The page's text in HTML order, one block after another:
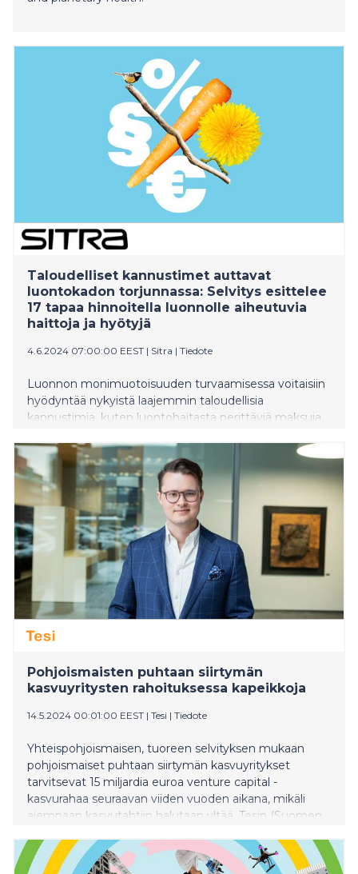
Taloudelliset kannustimet auttavat
luontokadon torjunnassa: Selvitys esittelee
17 tapaa hinnoitella luonnolle aiheutuvia
haittoja ja hyötyjä
4.6.2024 07:00:00 EEST | Sitra | Tiedote
Luonnon monimuotoisuuden turvaamisessa voitaisiin
hyödyntää nykyistä laajemmin taloudellisia
kannustimia, kuten luontohaitasta perittäviä maksuja,
esittelee eri puolilta maailmaa 17 esimerkkiä
luontohaittojen vähentämisestä tai luonnon
vahvistamisesta.
Pohjoismaisten puhtaan siirtymän
kasvuyritysten rahoituksessa kapeikkoja
14.5.2024 00:01:00 EEST | Tesi | Tiedote
Yhteispohjoismaisen, tuoreen selvityksen mukaan
pohjoismaiset puhtaan siirtymän kasvuyritykset
tarvitsevat 15 miljardia euroa venture capital -
kasvurahaa seuraavan viiden vuoden aikana, mikäli
aiempaan kasvutahtiin halutaan yltää. Tesin (Suomen
yhteistyökumppaneiden selvitys on ensimmäinen
laatuaan.